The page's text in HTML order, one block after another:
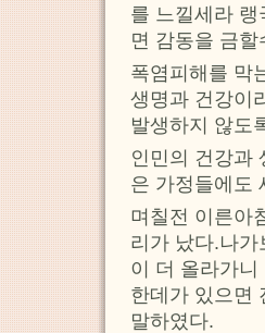
를 느낄세라
면 감동을 금
폭염피해를 막
생명과 건강이
발생하지 않도
인민의 건강과
은 가정들에도
며칠전 이른아
리가 났다.나
이 더 올라가
한데가 있으면
말하였다.